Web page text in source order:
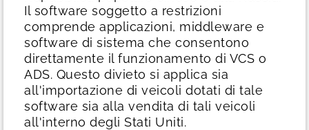
Il software soggetto a restrizioni
comprende applicazioni, middleware e
software di sistema che consentono
direttamente il funzionamento di VCS o
ADS. Questo divieto si applica sia
all'importazione di veicoli dotati di tale
software sia alla vendita di tali veicoli
all'interno degli Stati Uniti.